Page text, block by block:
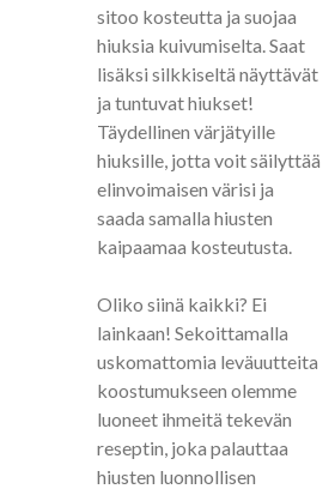
sitoo kosteutta ja suojaa
hiuksia kuivumiselta. Saat
lisäksi silkkiseltä näyttävät
ja tuntuvat hiukset!
Täydellinen värjätyille
hiuksille, jotta voit säilyttää
elinvoimaisen värisi ja
saada samalla hiusten
kaipaamaa kosteutusta.
Oliko siinä kaikki? Ei
lainkaan! Sekoittamalla
uskomattomia leväuutteita
koostumukseen olemme
luoneet ihmeitä tekevän
reseptin, joka palauttaa
hiusten luonnollisen